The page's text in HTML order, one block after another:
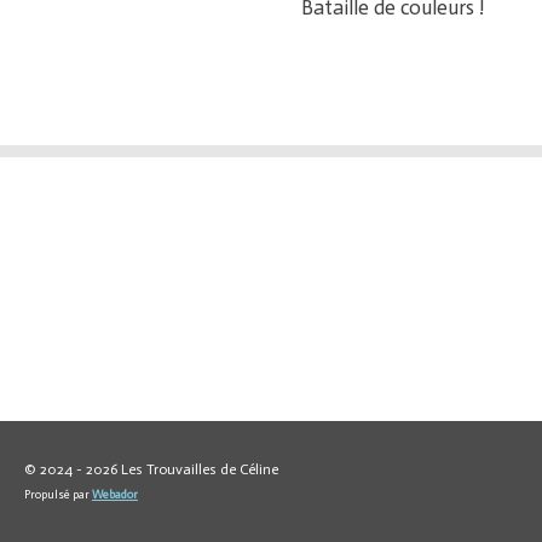
Bataille de couleurs !
© 2024 - 2026 Les Trouvailles de Céline
Propulsé parWebador